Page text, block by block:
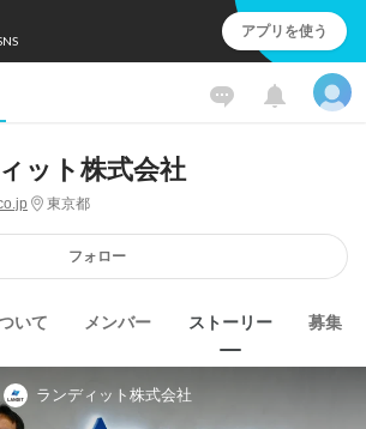
アプリを使う
ット株式会社
東京都
フォロー
いて メンバー ストーリー 募集
ランディット株式会社